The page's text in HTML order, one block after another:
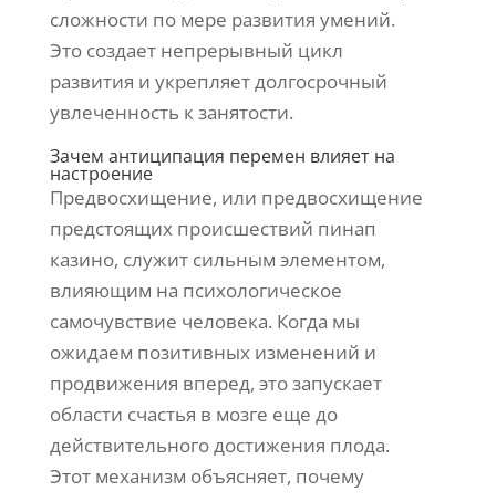
сложности по мере развития умений.
Это создает непрерывный цикл
развития и укрепляет долгосрочный
увлеченность к занятости.
Зачем антиципация перемен влияет на
настроение
Предвосхищение, или предвосхищение
предстоящих происшествий пинап
казино, служит сильным элементом,
влияющим на психологическое
самочувствие человека. Когда мы
ожидаем позитивных изменений и
продвижения вперед, это запускает
области счастья в мозге еще до
действительного достижения плода.
Этот механизм объясняет, почему